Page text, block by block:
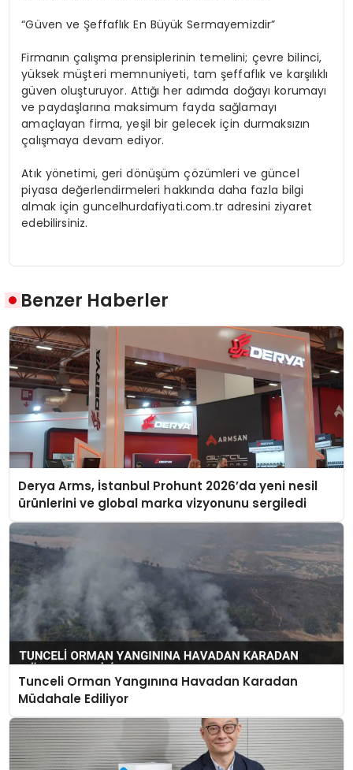
“Güven ve Şeffaflık En Büyük Sermayemizdir”
Firmanın çalışma prensiplerinin temelini; çevre bilinci,
yüksek müşteri memnuniyeti, tam şeffaflık ve karşılıklı
güven oluşturuyor. Attığı her adımda doğayı korumayı
ve paydaşlarına maksimum fayda sağlamayı
amaçlayan firma, yeşil bir gelecek için durmaksızın
çalışmaya devam ediyor.
Atık yönetimi, geri dönüşüm çözümleri ve güncel
piyasa değerlendirmeleri hakkında daha fazla bilgi
almak için guncelhurdafiyati.com.tr adresini ziyaret
edebilirsiniz.
Benzer Haberler
Derya Arms, İstanbul Prohunt 2026’da yeni nesil
ürünlerini ve global marka vizyonunu sergiledi
Tunceli Orman Yangınına Havadan Karadan
Müdahale Ediliyor